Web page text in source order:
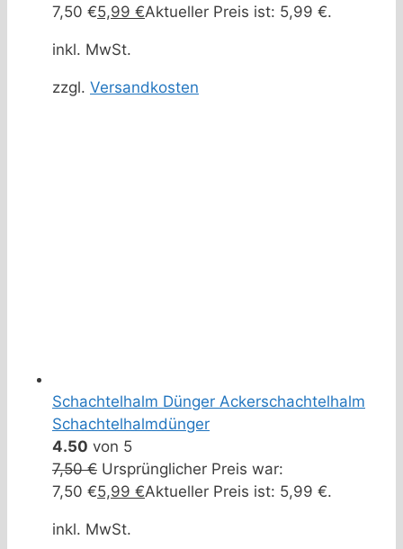
7,50 €5,99 €Aktueller Preis ist: 5,99 €.
inkl. MwSt.
zzgl. Versandkosten
Schachtelhalm Dünger Ackerschachtelhalm
Schachtelhalmdünger
4.50 von 5
7,50€ Ursprünglicher Preis war:
7,50 €5,99 €Aktueller Preis ist: 5,99 €.
inkl. MwSt.